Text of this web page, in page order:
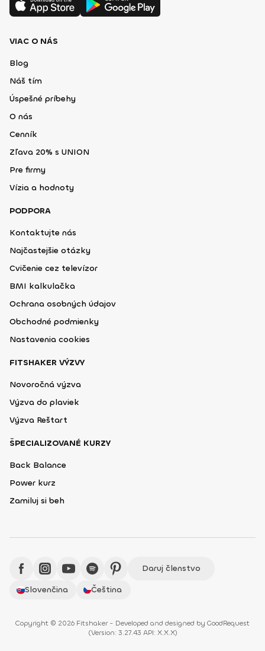
VIAC O NÁS
Blog
Náš tím
Úspešné príbehy
O nás
Cenník
Zľava 20% s UNION
Pre firmy
Vízia a hodnoty
PODPORA
Kontaktujte nás
Najčastejšie otázky
Cvičenie cez televízor
BMI kalkulačka
Ochrana osobných údajov
Obchodné podmienky
Nastavenia cookies
FITSHAKER VÝZVY
Novoročná výzva
Výzva do plaviek
Výzva Reštart
ŠPECIALIZOVANÉ KURZY
Back Balance
Power kurz
Zamiluj si beh
Daruj členstvo
Slovenčina
Čeština
Copyright © 2026 Fitshaker - Developed and designed by GoodRequest
(Version: 3.27.43 API: X.X.X)